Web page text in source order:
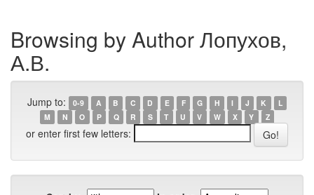
Browsing by Author Лопухов,
А.В.
Jump to: 0-9 A B C D E F G H I J K
L
M
N O P Q R S T U V W X Y Z
or enter first few letters: